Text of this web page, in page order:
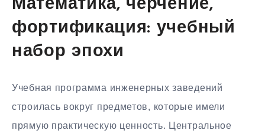
Математика, черчение,
фортификация: учебный
набор эпохи
Учебная программа инженерных заведений
строилась вокруг предметов, которые имели
прямую практическую ценность. Центральное